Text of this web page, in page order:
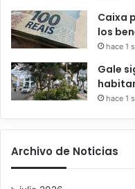
Caixa
los
hace 1
Gale
hace 1
Archivo de Noticias